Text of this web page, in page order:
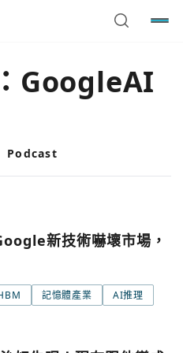
GoogleAI
Podcast
新技術嚇壞市場，
記憶體產業 AI推理